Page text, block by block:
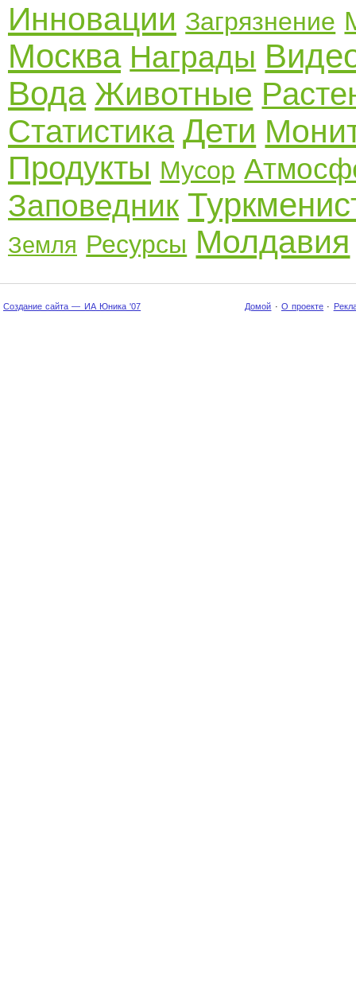
Инновации Загрязнение
Москва Награды
Вода Животные
Статистика Дети
Продукты Мусор
Заповедник
Земля Ресурсы Молдавия
Создание сайта — ИА Юника '07 Домой · О проекте ·